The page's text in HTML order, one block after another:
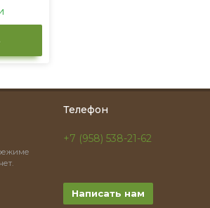
Телефон
+7 (958) 538-21-62
Написать нам